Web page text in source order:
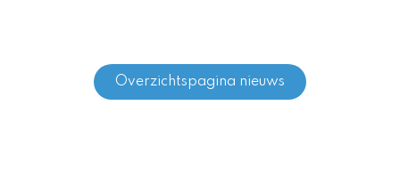
Overzichtspagina nieuws